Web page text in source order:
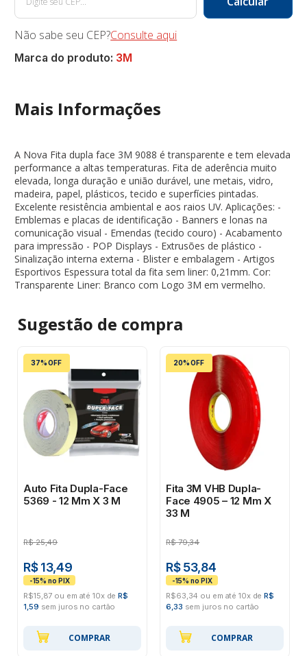
Não sabe seu CEP?Consulte aqui
Marca do produto: 3M
Mais Informações
A Nova Fita dupla face 3M 9088 é transparente e tem elevada
performance a altas temperaturas. Fita de aderência muito
elevada, longa duração e união durável, une metais, vidro,
madeira, papel, plásticos, tecido e superfícies pintadas.
Excelente resistência ambiental e aos raios UV. Aplicações: -
Emblemas e placas de identificação - Banners e lonas na
comunicação visual - Emendas (tecido couro) - Acabamento
para impressão - POP Displays - Extrusões de plástico -
Sinalização interna externa - Blister e embalagem - Artigos
Esportivos Espessura total da fita sem liner: 0,21mm. Cor:
Transparente Liner: Branco com Logo 3M em vermelho.
Sugestão de compra
37% OFF
Auto Fita Dupla-Face
5369 - 12 Mm X 3 M
R$ 25,49
R$ 13,49
R$15,87 ou em até 10x deR$
1,59 sem juros no cartão
COMPRAR
20% OFF
Fita 3M VHB Dupla-
Face 4905 – 12 Mm X
33 M
R$ 79,34
R$ 53,84
R$63,34 ou em até 10x deR$
6,33 sem juros no cartão
COMPRAR